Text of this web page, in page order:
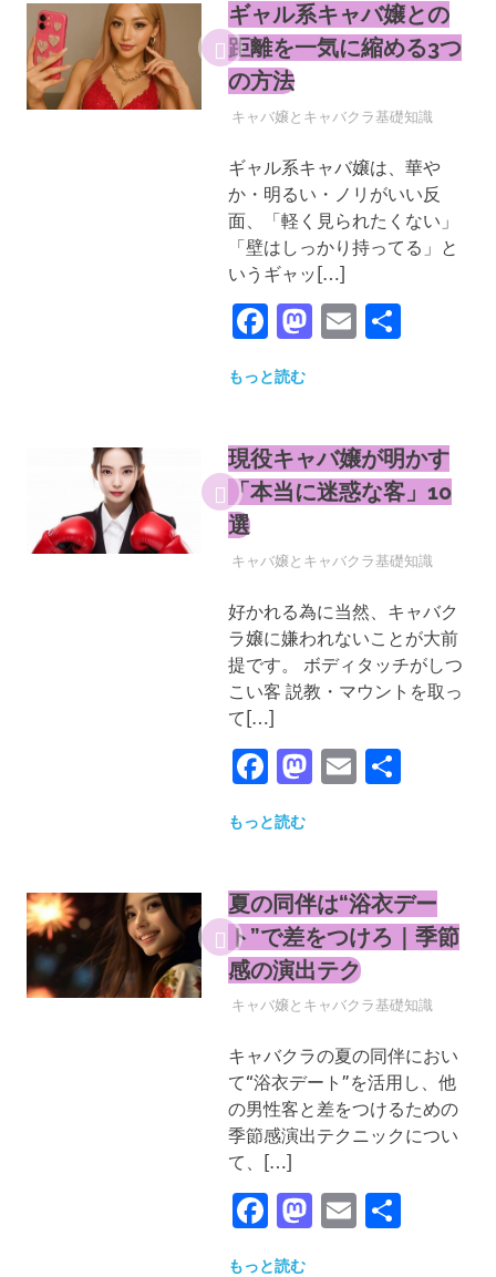
ギャル系キャバ嬢との
距離を一気に縮める3つ
の方法
2025年4月30日
YYYPRO
キャバ嬢とキャバクラ基礎知識
ギャル系キャバ嬢は、華や
か・明るい・ノリがいい反
面、「軽く見られたくない」
「壁はしっかり持ってる」と
いうギャッ[…]
Facebook
Mastodon
Email
共
もっと読む
現役キャバ嬢が明かす
「本当に迷惑な客」10
選
2025年4月30日
YYYPRO
キャバ嬢とキャバクラ基礎知識
好かれる為に当然、キャバク
ラ嬢に嫌われないことが大前
提です。 ボディタッチがしつ
こい客 説教・マウントを取っ
て[…]
Facebook
Mastodon
Email
共
もっと読む
夏の同伴は“浴衣デー
ト”で差をつけろ｜季節
感の演出テク
2025年4月30日
YYYPRO
キャバ嬢とキャバクラ基礎知識
キャバクラの夏の同伴におい
て“浴衣デート”を活用し、他
の男性客と差をつけるための
季節感演出テクニックについ
て、[…]
Facebook
Mastodon
Email
共
もっと読む